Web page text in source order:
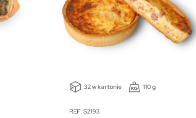
32 w kartonie 110 g
REF: S2193